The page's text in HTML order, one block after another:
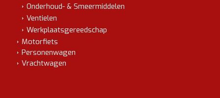
Onderhoud- & Smeermiddelen
Ventielen
Werkplaatsgereedschap
Motorfiets
Personenwagen
Vrachtwagen